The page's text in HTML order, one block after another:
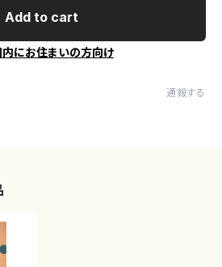
Add to cart
内にお住まいの方向け
通報する